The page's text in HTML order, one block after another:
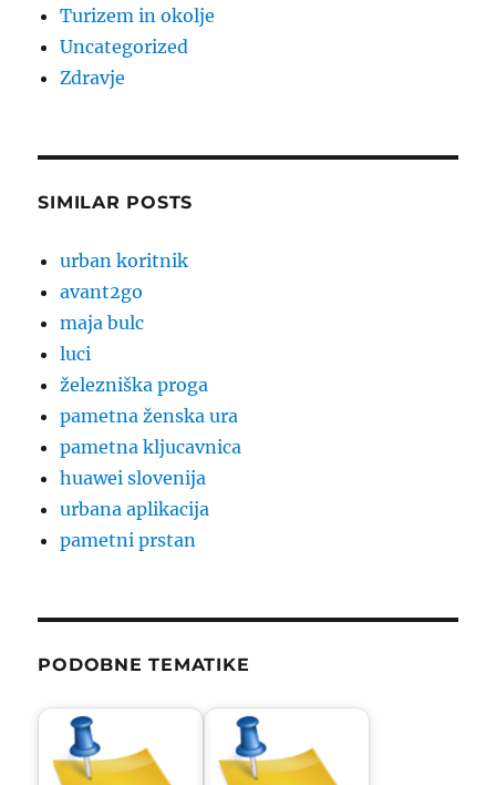
Turizem in okolje
Uncategorized
Zdravje
SIMILAR POSTS
urban koritnik
avant2go
maja bulc
luci
železniška proga
pametna ženska ura
pametna kljucavnica
huawei slovenija
urbana aplikacija
pametni prstan
PODOBNE TEMATIKE